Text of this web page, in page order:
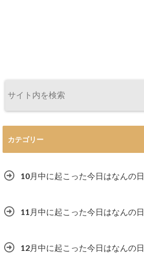
カテゴリー
10月中に起こった今日はなんの日
11月中に起こった今日はなんの日
12月中に起こった今日はなんの日